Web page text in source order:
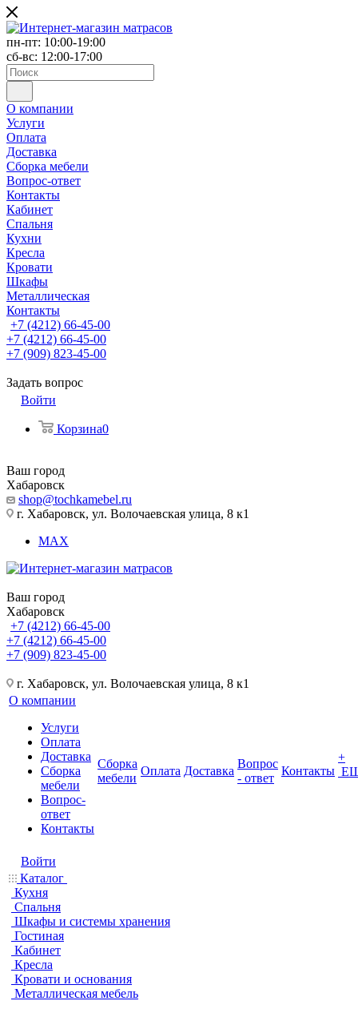
пн-пт: 10:00-19:00
сб-вс: 12:00-17:00
О компании
Услуги
Оплата
Доставка
Сборка мебели
Вопрос-ответ
Контакты
Кабинет
Спальня
Кухни
Кресла
Кровати
Шкафы
Металлическая
Контакты
+7 (4212) 66-45-00
+7 (4212) 66-45-00
+7 (909) 823-45-00
Задать вопрос
Войти
Корзина0
Ваш город
Хабаровск
shop@tochkamebel.ru
г. Хабаровск, ул. Волочаевская улица, 8 к1
MAX
Ваш город
Хабаровск
+7 (4212) 66-45-00
+7 (4212) 66-45-00
+7 (909) 823-45-00
г. Хабаровск, ул. Волочаевская улица, 8 к1
О компании
Услуги
Оплата
Доставка
Сборка
мебели
Вопрос-
ответ
Контакты
Сборка
мебели
Оплата Доставка
Вопрос
- ответ
Контакты
+
Войти
Каталог
Кухня
Спальня
Шкафы и системы хранения
Гостиная
Кабинет
Кресла
Кровати и основания
Металлическая мебель